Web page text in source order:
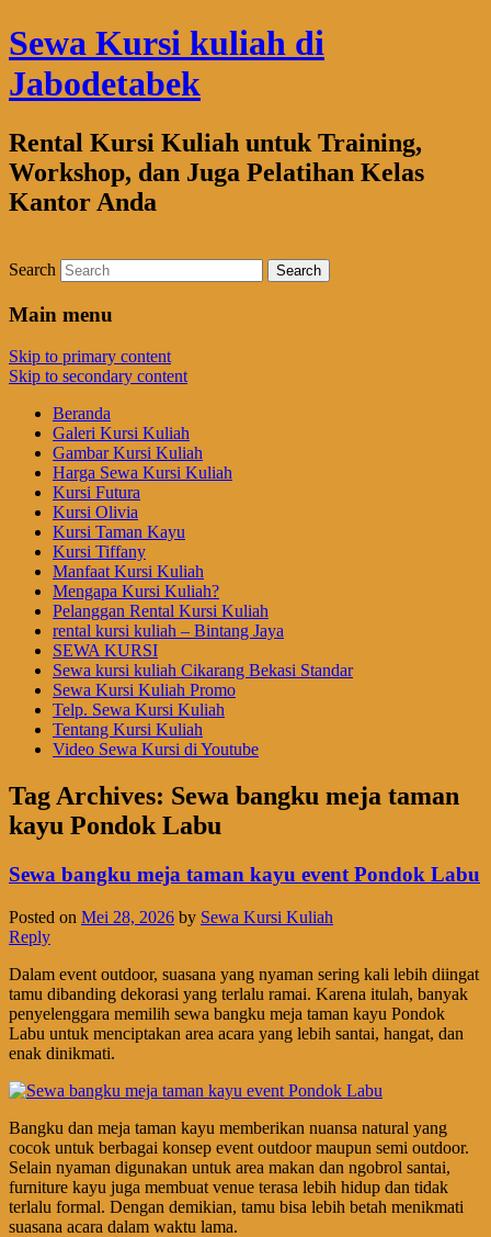
Sewa Kursi kuliah di
Jabodetabek
Rental Kursi Kuliah untuk Training,
Workshop, dan Juga Pelatihan Kelas
Kantor Anda
Search
Main menu
Skip to primary content
Skip to secondary content
Beranda
Galeri Kursi Kuliah
Gambar Kursi Kuliah
Harga Sewa Kursi Kuliah
Kursi Futura
Kursi Olivia
Kursi Taman Kayu
Kursi Tiffany
Manfaat Kursi Kuliah
Mengapa Kursi Kuliah?
Pelanggan Rental Kursi Kuliah
rental kursi kuliah – Bintang Jaya
SEWA KURSI
Sewa kursi kuliah Cikarang Bekasi Standar
Sewa Kursi Kuliah Promo
Telp. Sewa Kursi Kuliah
Tentang Kursi Kuliah
Video Sewa Kursi di Youtube
Tag Archives: Sewa bangku meja taman
kayu Pondok Labu
Sewa bangku meja taman kayu event Pondok Labu
Posted on Mei 28, 2026 by Sewa Kursi Kuliah
Reply
Dalam event outdoor, suasana yang nyaman sering kali lebih diingat
tamu dibanding dekorasi yang terlalu ramai. Karena itulah, banyak
penyelenggara memilih sewa bangku meja taman kayu Pondok
Labu untuk menciptakan area acara yang lebih santai, hangat, dan
enak dinikmati.
Bangku dan meja taman kayu memberikan nuansa natural yang
cocok untuk berbagai konsep event outdoor maupun semi outdoor.
Selain nyaman digunakan untuk area makan dan ngobrol santai,
furniture kayu juga membuat venue terasa lebih hidup dan tidak
terlalu formal. Dengan demikian, tamu bisa lebih betah menikmati
suasana acara dalam waktu lama.